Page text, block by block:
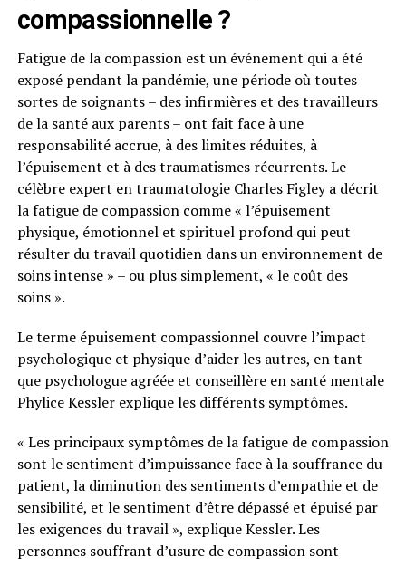
compassionnelle ?
Fatigue de la compassion est un événement qui a été
exposé pendant la pandémie, une période où toutes
sortes de soignants – des infirmières et des travailleurs
de la santé aux parents – ont fait face à une
responsabilité accrue, à des limites réduites, à
l’épuisement et à des traumatismes récurrents. Le
célèbre expert en traumatologie Charles Figley a décrit
la fatigue de compassion comme « l’épuisement
physique, émotionnel et spirituel profond qui peut
résulter du travail quotidien dans un environnement de
soins intense » – ou plus simplement, « le coût des
soins ».
Le terme épuisement compassionnel couvre l’impact
psychologique et physique d’aider les autres, en tant
que psychologue agréée et conseillère en santé mentale
Phylice Kessler explique les différents symptômes.
« Les principaux symptômes de la fatigue de compassion
sont le sentiment d’impuissance face à la souffrance du
patient, la diminution des sentiments d’empathie et de
sensibilité, et le sentiment d’être dépassé et épuisé par
les exigences du travail », explique Kessler. Les
personnes souffrant d’usure de compassion sont